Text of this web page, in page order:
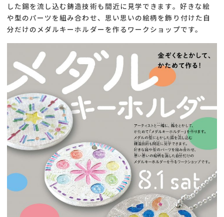
した錫を流し込む鋳造技術も間近に見学できます。好きな絵
や型のパーツを組み合わせ、思い思いの絵柄を飾り付けた自
分だけのメダルキーホルダーを作るワークショップです。